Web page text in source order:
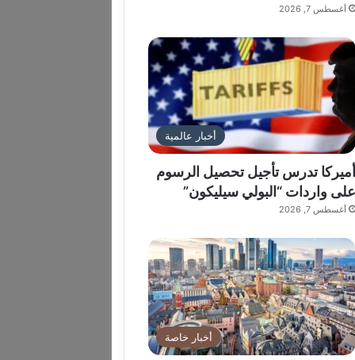
أغسطس 7, 2026
أخبار عالمية
أميركا تدرس تأجيل تحصيل الرسوم
على واردات “البولي سيليكون”
أغسطس 7, 2026
أخبار خاصة